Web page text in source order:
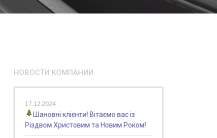
НОВОСТИ КОМПАНИИ
17.12.2024
Шановні клієнти! Вітаємо вас із
Різдвом Христовим та Новим Роком!